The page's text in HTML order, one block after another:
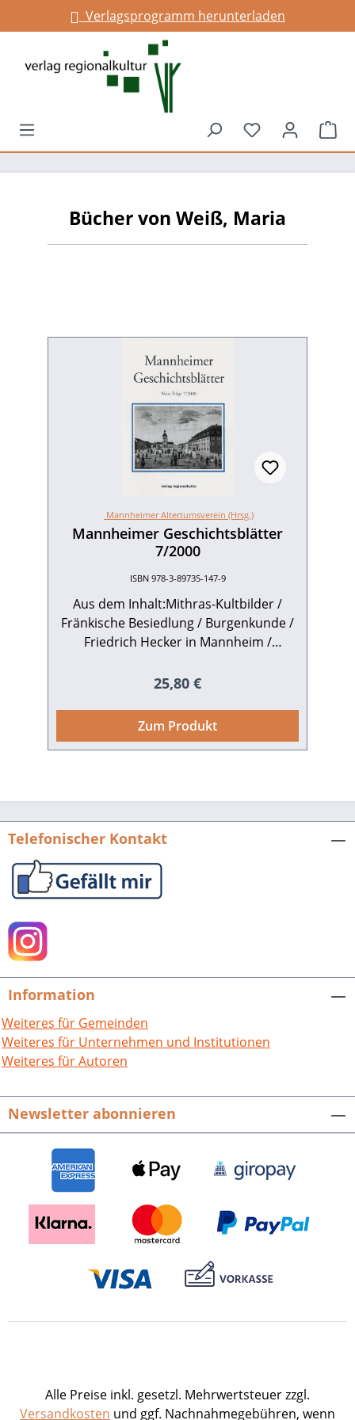
springenVerlagsprogramm herunterladen
Du hast 0
Bücher von Weiß, Maria
Mannheimer Altertumsverein (Hrsg.)
Mannheimer Geschichtsblätter
7/2000
ISBN 978-3-89735-147-9
Aus dem Inhalt:Mithras-Kultbilder /
Fränkische Besiedlung / Burgenkunde /
Friedrich Hecker in Mannheim /
Krieg / Buchbesprechungen und
Mannheimer Geschichtsblätter. Neue
Wolfgang von Hippel, Hans-Joachim
Maria Weiß, Udo Wennemuth, Alfried
148 Abb., fester Einband. 2000.ISBN 978-
3-89735-147-9. EUR 25,80.
Regulärer Preis:
25,80 €
Zum Produkt
Telefonischer Kontakt
Information
Weiteres für Gemeinden
Weiteres für Unternehmen und Institutionen
Weiteres für Autoren
Newsletter abonnieren
Alle Preise inkl. gesetzl. Mehrwertsteuer zzgl.
Versandkosten und ggf. Nachnahmegebühren, wenn